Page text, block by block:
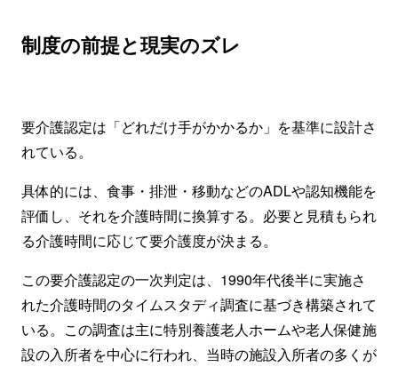
制度の前提と現実のズレ
要介護認定は「どれだけ手がかかるか」を基準に設計さ
れている。
具体的には、食事・排泄・移動などのADLや認知機能を
評価し、それを介護時間に換算する。必要と見積もられ
る介護時間に応じて要介護度が決まる。
この要介護認定の一次判定は、1990年代後半に実施さ
れた介護時間のタイムスタディ調査に基づき構築されて
いる。この調査は主に特別養護老人ホームや老人保健施
設の入所者を中心に行われ、当時の施設入所者の多くが